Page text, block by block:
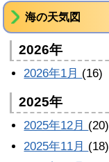
海の天気図
2026年
2026年1月 (16)
2025年
2025年12月 (20)
2025年11月 (18)